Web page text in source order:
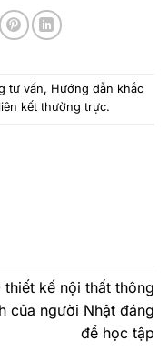
tư vấn, Hướng dẫn khắc
liên kết thường trực.
thiết kế nội thất thông
của người Nhật đáng
để học tập